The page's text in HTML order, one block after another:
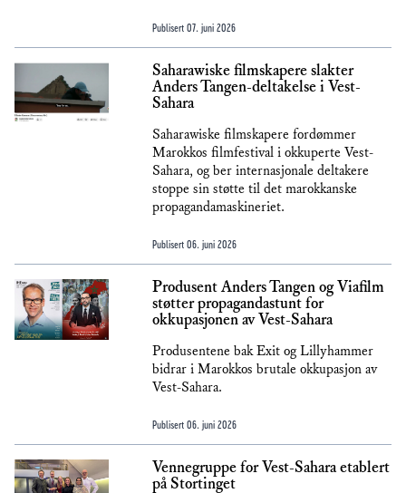
Publisert 07. juni 2026
Saharawiske filmskapere slakter
Anders Tangen-deltakelse i Vest-
Sahara
Saharawiske filmskapere fordømmer
Marokkos filmfestival i okkuperte Vest-
Sahara, og ber internasjonale deltakere
stoppe sin støtte til det marokkanske
propagandamaskineriet.
Publisert 06. juni 2026
Produsent Anders Tangen og Viafilm
støtter propagandastunt for
okkupasjonen av Vest-Sahara
Produsentene bak Exit og Lillyhammer
bidrar i Marokkos brutale okkupasjon av
Vest-Sahara.
Publisert 06. juni 2026
Vennegruppe for Vest-Sahara etablert
på Stortinget